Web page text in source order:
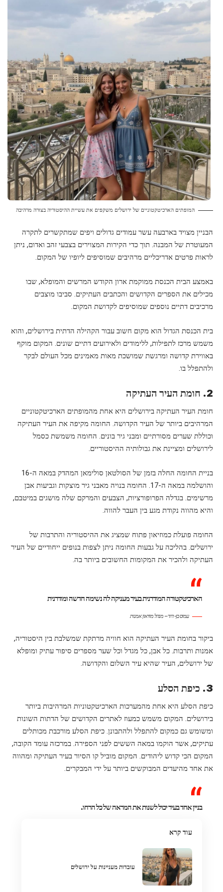
המופתים הארכיטקטוניים של ירושלים משקפים את עשיית ההיסטוריה בצורה מרהיבה
הבניין מצויד בארבעה עשר עמודים גדולים ויפים שמתקשרים לתקרה
המעוטרת של המבנה. תוך כדי הקירות המצוירים בצבעי זהב ואדום, ניתן
לראות פרטים אדריכליים מרהיבים שמוסיפים ליופיו של המקום.
באמצע הבית הכנסת ממוקמת ארון הקודש המרשים והמופלא, שבו
מכילים את הספרים הקדושים והכתבים העתיקים. סביבו מוצבים
מרכיבים דתיים נוספים שמוסיפים לקדושת המקום.
בית הכנסת הגדול הוא מקום חשוב עבור הקהילה הדתית בירושלים, והוא
משמש מרכז לתפילות, ללימודים ולאירועים דתיים שונים. המקום מוקף
באווירת קדושה ומרגשת שמושכת מאות מאמינים מכל העולם לבקר
ולהתפלל בו.
2. חומת העיר העתיקה
חומת העיר העתיקה בירושלים היא אחת מהמופתים הארכיטקטוניים
המרהיבים ביותר של העיר הקדושה. החומה מקיפה את העיר העתיקה
וכוללת שערים מסורתיים ומבני גיר בונים. החומה משמשת כסמל
לירושלים ומציינת את גבולותיה ההיסטוריים.
בניית החומה החלה בזמן של הסולטאן סולימאן המהדק במאה ה-16
והושלמה במאה ה-17. החומה בנויה מאבני גיר מוצקות וגביעות אבן
מרשימים. בגדלה הפרופורציות, הצבעים והמרקם שלה מושגים במיטבם,
והיא מהווה נקודת מגע בין העבר להווה.
החומה פועלת כמוזיאון פתוח שמציג את ההיסטוריה והתרבות של
ירושלים. בהליכה על גבעות החומה ניתן לצפות בנופים ייחודיים של העיר
העתיקה ולהכיר את המקומות החשובים ביותר בה.
הארכיטקטורה המודרנית בעיר מעניקה לה נשימה חדשה ומודרנית
עמוס בן-דוד – מנהל מוזיאון אמנות
ביקור בחומת העיר העתיקה הוא חוויה מרתקת שמשלבת בין היסטוריה,
אמנות ותרבות. כל אבן, כל מגדל וכל שער מספרים סיפור עתיק ומופלא
של ירושלים, העיר שהיא עיר השלום והקדושה.
3. כיפת הסלע
כיפת הסלע היא אחת מהמערכות הארכיטקטוניות המרהיבות ביותר
בירושלים. המקום משמש כמעוז לאתרים הקדושים של הדתות השונות
ומשומש גם כמקום להתפלל ולהתבונן. כיפת הסלע מורכבת מכותלים
עתיקים, אשר הוקמו במאה הששים לפני הספירה. במרכזה עומד הקובה,
המקום הכי קדוש ליהודים. המקום מוביל קו הסיור בעיר העתיקה ומהווה
את אחד מהיעדים המבוקשים ביותר על ידי המבקרים.
בניין אחד בעיר יכול לשנות את המראה של כל הרחו.
עוד קרא
עובדות מעניינות על ירושלים